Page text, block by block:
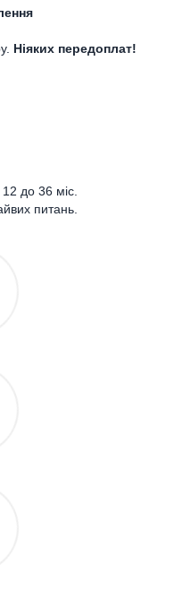
Ніяких передоплат!
до 36 міс.
питань.